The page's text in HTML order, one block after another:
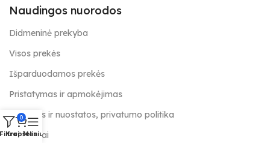
Naudingos nuorodos
Didmeninė prekyba
Visos prekės
Išparduodamos prekės
Pristatymas ir apmokėjimas
Taisyklės ir nuostatos, privatumo politika
Kontaktai
0
Krepšelis
Meniu